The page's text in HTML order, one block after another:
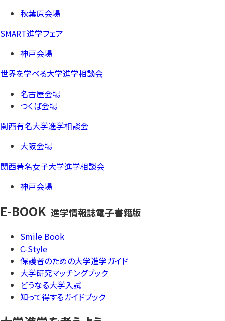
秋葉原会場
SMART進学フェア
神戸会場
世界を学べる大学進学相談会
名古屋会場
つくば会場
関西有名大学進学相談会
大阪会場
関西著名女子大学進学相談会
神戸会場
E-BOOK 進学情報誌電子書籍版
Smile Book
C-Style
保護者のための大学進学ガイド
大学研究マッチングブック
どうなる大学入試
知って得するガイドブック